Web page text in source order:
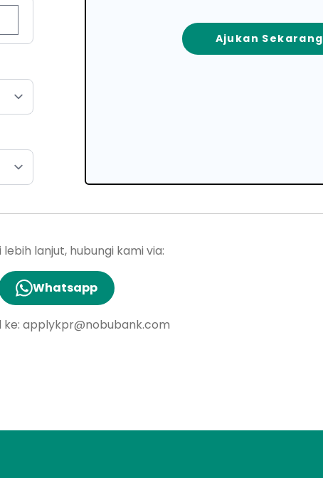
Ajukan Sekarang
lanjut, hubungi kami via:
Whatsapp
applykpr@nobubank.com